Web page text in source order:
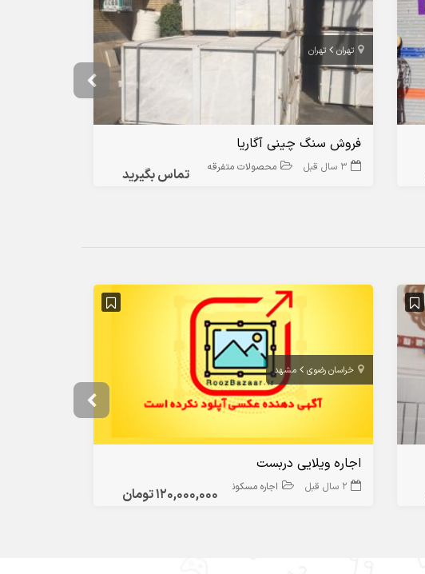
تهران تهران
تماس بگیرید
فروش سنگ چینی آگاریا
3 سال قبل محصولات متفرقه
خراسان رضوی مشهد
120,000,000 تومان
اجاره ویلایی دربست
2 سال قبل اجاره مسکونی